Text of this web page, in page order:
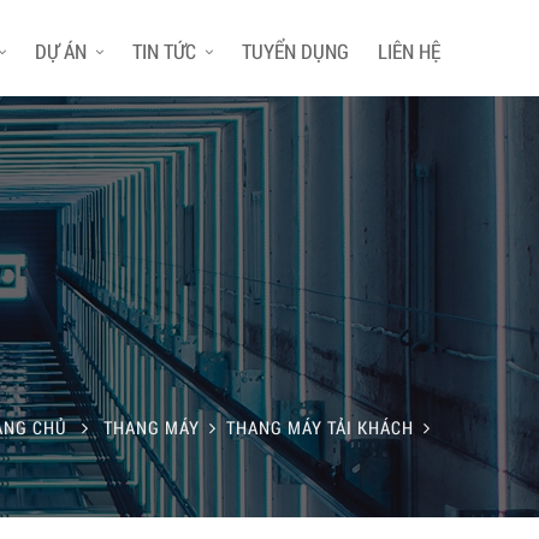
DỰ ÁN TIN TỨC TUYỂN DỤNG LIÊN HỆ
CHỦ THANG MÁY THANG MÁY TẢI KHÁCH